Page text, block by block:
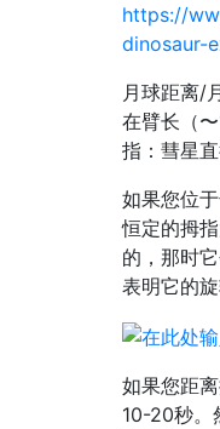
https://
dinosaur-
月球距离/
在臂长（
指：彗星
如果您位
恒定的拇
的，那时
表明它的
如果您距
10-20秒。